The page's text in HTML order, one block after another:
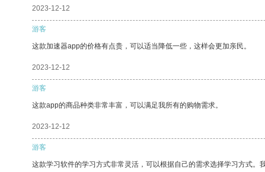
2023-12-12
游客
这款加速器app的价格有点贵，可以适当降低一些，这样会更加亲民。
2023-12-12
游客
这款app的商品种类非常丰富，可以满足我所有的购物需求。
2023-12-12
游客
这款学习软件的学习方式非常灵活，可以根据自己的需求选择学习方式。